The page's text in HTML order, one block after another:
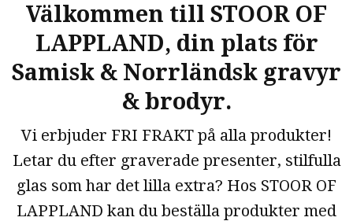
Välkommen till STOOR OF
LAPPLAND, din plats för
Samisk & Norrländsk gravyr
& brodyr.
Vi erbjuder FRI FRAKT på alla produkter!
Letar du efter graverade presenter, stilfulla
glas som har det lilla extra? Hos STOOR OF
LAPPLAND kan du beställa produkter med